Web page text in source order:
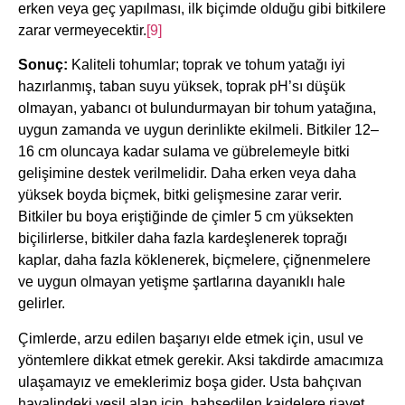
erken veya geç yapılması, ilk biçimde olduğu gibi bitkilere
zarar vermeyecektir.[9]
Sonuç: Kaliteli tohumlar; toprak ve tohum yatağı iyi
hazırlanmış, taban suyu yüksek, toprak pH’sı düşük
olmayan, yabancı ot bulundurmayan bir tohum yatağına,
uygun zamanda ve uygun derinlikte ekilmeli. Bitkiler 12–
16 cm oluncaya kadar sulama ve gübrelemeyle bitki
gelişimine destek verilmelidir. Daha erken veya daha
yüksek boyda biçmek, bitki gelişmesine zarar verir.
Bitkiler bu boya eriştiğinde de çimler 5 cm yüksekten
biçilirlerse, bitkiler daha fazla kardeşlenerek toprağı
kaplar, daha fazla köklenerek, biçmelere, çiğnenmelere
ve uygun olmayan yetişme şartlarına dayanıklı hale
gelirler.
Çimlerde, arzu edilen başarıyı elde etmek için, usul ve
yöntemlere dikkat etmek gerekir. Aksi takdirde amacımıza
ulaşamayız ve emeklerimiz boşa gider. Usta bahçıvan